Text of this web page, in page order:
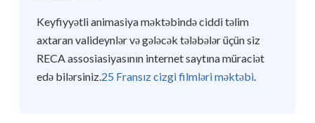
Keyfiyyətli animasiya məktəbində ciddi təlim
axtaran valideynlər və gələcək tələbələr üçün siz
RECA assosiasiyasının internet saytına müraciət
edə bilərsiniz.25 Fransız cizgi filmləri məktəbi.